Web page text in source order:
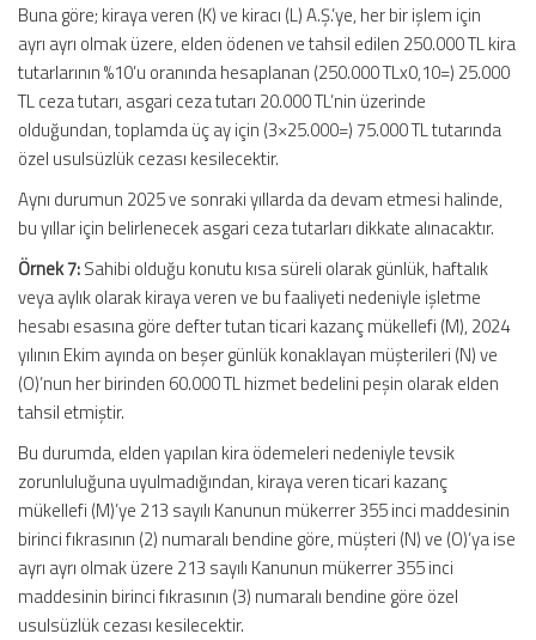
Buna göre; kiraya veren (K) ve kiracı (L) A.Ş.’ye, her bir işlem için
ayrı ayrı olmak üzere, elden ödenen ve tahsil edilen 250.000 TL kira
tutarlarının %10’u oranında hesaplanan (250.000 TLx0,10=) 25.000
TL ceza tutarı, asgari ceza tutarı 20.000 TL’nin üzerinde
olduğundan, toplamda üç ay için (3×25.000=) 75.000 TL tutarında
özel usulsüzlük cezası kesilecektir.
Aynı durumun 2025 ve sonraki yıllarda da devam etmesi halinde,
bu yıllar için belirlenecek asgari ceza tutarları dikkate alınacaktır.
Örnek 7:Sahibi olduğu konutu kısa süreli olarak günlük, haftalık
veya aylık olarak kiraya veren ve bu faaliyeti nedeniyle işletme
hesabı esasına göre defter tutan ticari kazanç mükellefi (M), 2024
yılının Ekim ayında on beşer günlük konaklayan müşterileri (N) ve
(O)’nun her birinden 60.000 TL hizmet bedelini peşin olarak elden
tahsil etmiştir.
Bu durumda, elden yapılan kira ödemeleri nedeniyle tevsik
zorunluluğuna uyulmadığından, kiraya veren ticari kazanç
mükellefi (M)’ye 213 sayılı Kanunun mükerrer 355 inci maddesinin
birinci fıkrasının (2) numaralı bendine göre, müşteri (N) ve (O)’ya ise
ayrı ayrı olmak üzere 213 sayılı Kanunun mükerrer 355 inci
maddesinin birinci fıkrasının (3) numaralı bendine göre özel
usulsüzlük cezası kesilecektir.